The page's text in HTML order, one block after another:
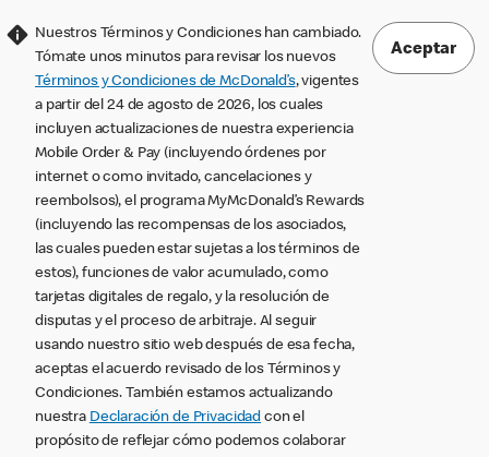
Nuestros Términos y Condiciones han cambiado.
Tómate unos minutos para revisar los nuevos
Términos y Condiciones de McDonald’s, vigentes
a partir del 24 de agosto de 2026, los cuales
incluyen actualizaciones de nuestra experiencia
Mobile Order & Pay (incluyendo órdenes por
internet o como invitado, cancelaciones y
reembolsos), el programa MyMcDonald’s Rewards
(incluyendo las recompensas de los asociados,
las cuales pueden estar sujetas a los términos de
estos), funciones de valor acumulado, como
tarjetas digitales de regalo, y la resolución de
disputas y el proceso de arbitraje. Al seguir
usando nuestro sitio web después de esa fecha,
aceptas el acuerdo revisado de los Términos y
Condiciones. También estamos actualizando
nuestra Declaración de Privacidad con el
propósito de reflejar cómo podemos colaborar
Aceptar